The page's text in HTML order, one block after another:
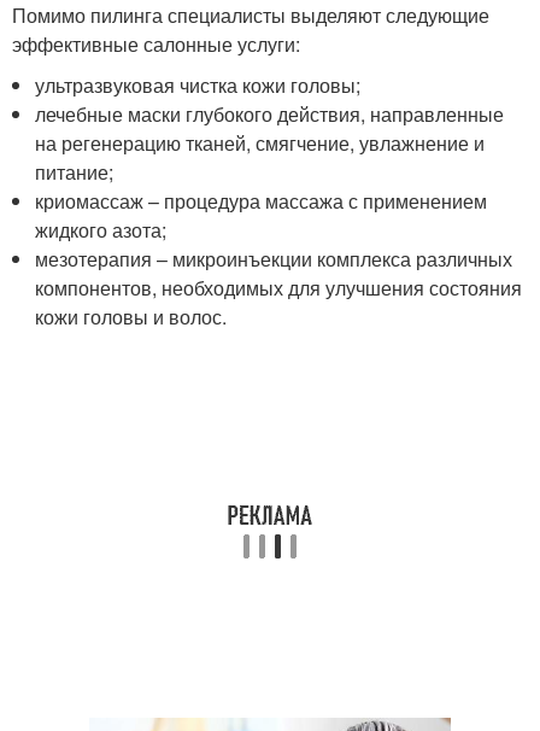
Помимо пилинга специалисты выделяют следующие
эффективные салонные услуги:
ультразвуковая чистка кожи головы;
лечебные маски глубокого действия, направленные
на регенерацию тканей, смягчение, увлажнение и
питание;
криомассаж – процедура массажа с применением
жидкого азота;
мезотерапия – микроинъекции комплекса различных
компонентов, необходимых для улучшения состояния
кожи головы и волос.